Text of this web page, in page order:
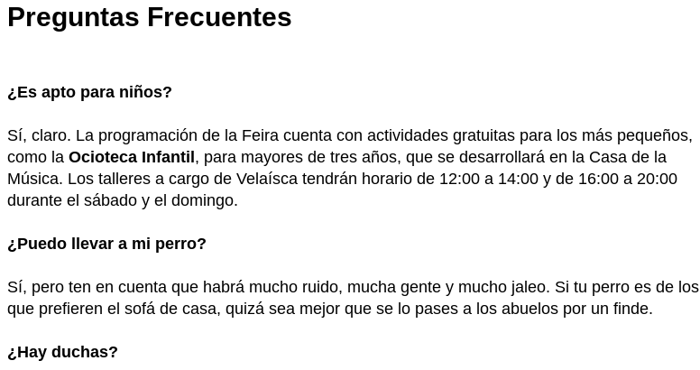
Preguntas Frecuentes
¿Es apto para niños?
Sí, claro. La programación de la Feira cuenta con actividades gratuitas para los más pequeños,
como la Ocioteca Infantil, para mayores de tres años, que se desarrollará en la Casa de la
Música. Los talleres a cargo de Velaísca tendrán horario de 12:00 a 14:00 y de 16:00 a 20:00
durante el sábado y el domingo.
¿Puedo llevar a mi perro?
Sí, pero ten en cuenta que habrá mucho ruido, mucha gente y mucho jaleo. Si tu perro es de los
que prefieren el sofá de casa, quizá sea mejor que se lo pases a los abuelos por un finde.
¿Hay duchas?